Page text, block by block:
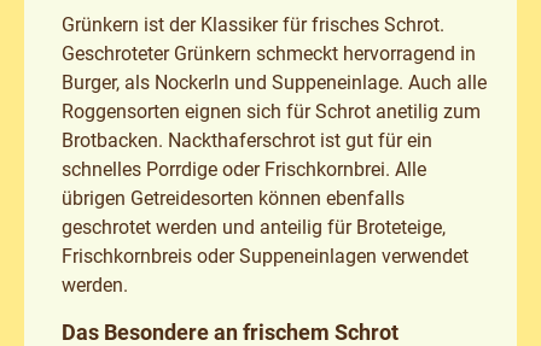
Grünkern ist der Klassiker für frisches Schrot.
Geschroteter Grünkern schmeckt hervorragend in
Burger, als Nockerln und Suppeneinlage. Auch alle
Roggensorten eignen sich für Schrot anetilig zum
Brotbacken. Nackthaferschrot ist gut für ein
schnelles Porrdige oder Frischkornbrei. Alle
übrigen Getreidesorten können ebenfalls
geschrotet werden und anteilig für Broteteige,
Frischkornbreis oder Suppeneinlagen verwendet
werden.
Das Besondere an frischem Schrot